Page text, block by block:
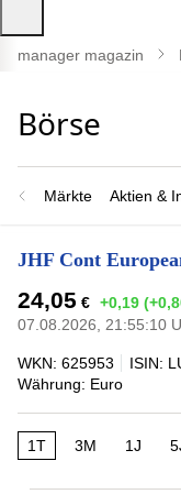
öffnen
manager magazin
Märkte Aktien &
JHF Cont
24,05 € +0,19
07.08.2026, 21:55:10
WKN: 625953 ISIN:
Währung: Euro
1T 3M 1J